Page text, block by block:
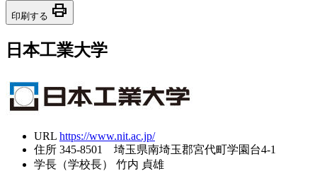
印刷する print
日本工業大学
URL https://www.nit.ac.jp/
住所 345-8501 埼玉県南埼玉郡宮代町学園台4-1
学長（学校長）
竹内 貞雄